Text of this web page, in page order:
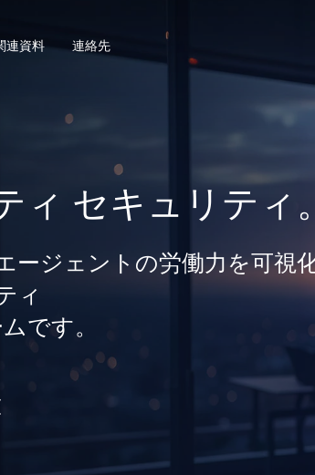
連資料 連絡先
ィ セキュリティ。
ジェントの労働力を可視化
ィ
です。